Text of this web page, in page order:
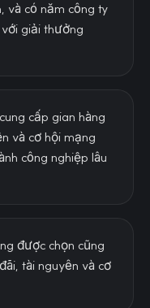
và có năm công ty
giải thưởng
cấp gian hàng
và cơ hội mạng
công nghiệp lâu
được chọn cũng
tài nguyên và cơ